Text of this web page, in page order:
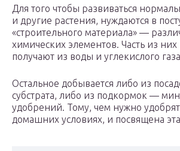
Для того чтобы развиваться
и другие растения, нуждаются в
«строительного материала» —
химических элементов. Часть из них
получают из воды и углекислого
Остальное добывается либо из
субстрата, либо из подкормок —
удобрений. Тому, чем нужно
домашних условиях, и посвящена эта